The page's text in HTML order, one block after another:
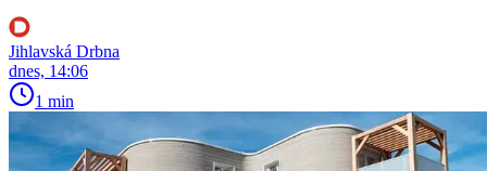
Jihlavská Drbna
dnes, 14:06
1 min